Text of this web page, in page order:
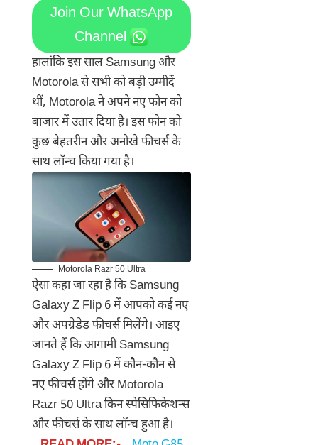
Join Our WhatsApp
Channel
हालांकि इस साल Samsung और
Motorola से सभी को बड़ी उम्मीदें
थीं, Motorola ने अपने नए फोन को
बाजार में उतार दिया है। इस फोन को
कुछ बेहतरीन और अनोखे फीचर्स के
साथ लॉन्च किया गया है।
Motorola Razr 50 Ultra
ऐसा कहा जा रहा है कि Samsung
Galaxy Z Flip 6 में आपको कई नए
और अपग्रेडेड फीचर्स मिलेंगे। आइए
जानते हैं कि आगामी Samsung
Galaxy Z Flip 6 में कौन-कौन से
नए फीचर्स होंगे और Motorola
Razr 50 Ultra किन स्पेसिफिकेशन्स
और फीचर्स के साथ लॉन्च हुआ है।